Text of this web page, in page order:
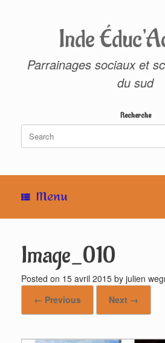
Inde
Parrainages sociaux et
du sud
Recherche
Search
for:
Menu
Image_010
Posted on 15 avril 2015 by julien
← Previous
Next →